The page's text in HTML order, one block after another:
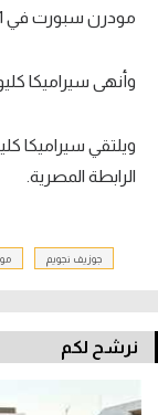
مودرن سبورت في 11 مباراة وتمكن من تسجيل هدفين.
وأنهى سيراميكا
ويلتقي سيراميكا
الرابطة المصرية.
جوزيف نجويم
نرشح لكم